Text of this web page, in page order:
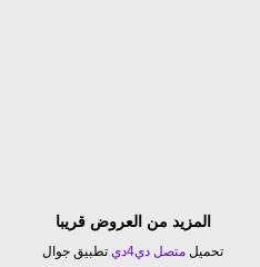
المزيد من العروض قريبا
تحميلمتصل دي4دي تطبيق جوال